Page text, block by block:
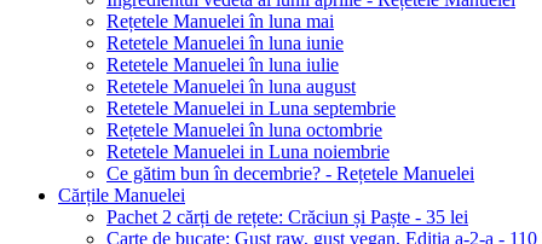
Rețetele Manuelei în luna mai
Retetele Manuelei în luna iunie
Retetele Manuelei în luna iulie
Retetele Manuelei în luna august
Retetele Manuelei in Luna septembrie
Rețetele Manuelei în luna octombrie
Retetele Manuelei in Luna noiembrie
Ce gătim bun în decembrie? - Rețetele Manuelei
Cărțile Manuelei
Pachet 2 cărți de rețete: Crăciun și Paște - 35 lei
Carte de bucate: Gust raw, gust vegan, Ediția a-2-a -